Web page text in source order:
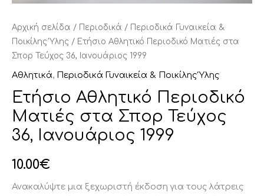
Αρχική σελίδα / Περιοδικά /
Περιοδικά Γυναικεία &
Ποικίλης Ύλης / Ετήσιο Αθλητικό Περιοδικό Ματιές στα
Σπορ Τεύχος 36, Ιανουάριος 1999
Αθλητικά, Περιοδικά Γυναικεία & Ποικίλης Ύλης
Ετήσιο Αθλητικό Περιοδικό
Ματιές στα Σπορ Τεύχος
36, Ιανουάριος 1999
10.00€
Ανακαλύψτε μια ξεχωριστή έκδοση για τους λάτρεις